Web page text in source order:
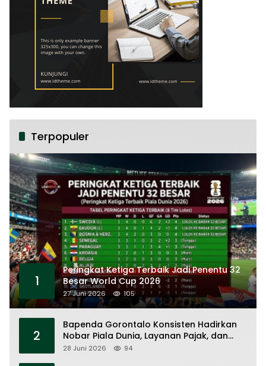
Terpopuler
1
Peringkat Ketiga Terbaik Jadi Penentu 32
Besar World Cup 2026
27 Juni 2026 105
2
Bapenda Gorontalo Konsisten Hadirkan
Nobar Piala Dunia, Layanan Pajak, dan
Ruang UMKM
28 Juni 2026 94